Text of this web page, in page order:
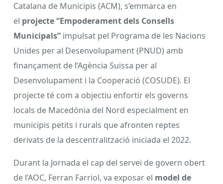
Catalana de Municipis (ACM), s’emmarca en
el projecte “Empoderament dels Consells
Municipals” impulsat pel Programa de les Nacions
Unides per al Desenvolupament (PNUD) amb
finançament de l’Agència Suïssa per al
Desenvolupament i la Cooperació (COSUDE). El
projecte té com a objectiu enfortir els governs
locals de Macedònia del Nord especialment en
municipis petits i rurals que afronten reptes
derivats de la descentralització iniciada el 2022.
Durant la Jornada el cap del servei de govern obert
de l’AOC, Ferran Farriol, va exposar el model de